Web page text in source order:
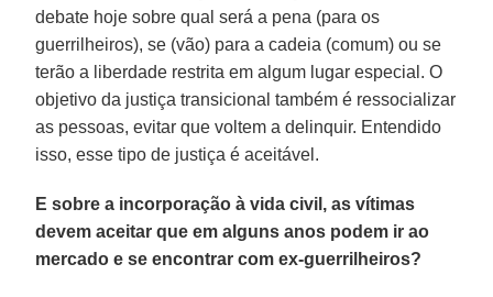
debate hoje sobre qual será a pena (para os
guerrilheiros), se (vão) para a cadeia (comum) ou se
terão a liberdade restrita em algum lugar especial. O
objetivo da justiça transicional também é ressocializar
as pessoas, evitar que voltem a delinquir. Entendido
isso, esse tipo de justiça é aceitável.
E sobre a incorporação à vida civil, as vítimas
devem aceitar que em alguns anos podem ir ao
mercado e se encontrar com ex-guerrilheiros?